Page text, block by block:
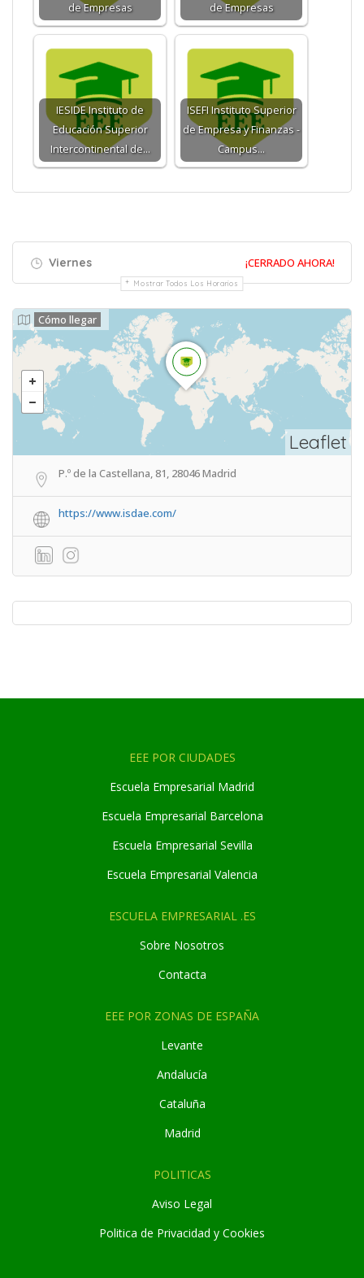
de Empresas
de Empresas
IESIDE Instituto de
Educación Superior
Intercontinental de…
ISEFI Instituto Superior
de Empresa y Finanzas -
Campus…
Viernes ¡CERRADO AHORA!
Mostrar Todos Los Horarios
Leaflet
Cómo llegar
P.º de la Castellana, 81, 28046 Madrid
https://www.isdae.com/
EEE POR CIUDADES
Escuela Empresarial Madrid
Escuela Empresarial Barcelona
Escuela Empresarial Sevilla
Escuela Empresarial Valencia
ESCUELA EMPRESARIAL .ES
Sobre Nosotros
Contacta
EEE POR ZONAS DE ESPAÑA
Levante
Andalucía
Cataluña
Madrid
POLITICAS
Aviso Legal
Politica de Privacidad y Cookies